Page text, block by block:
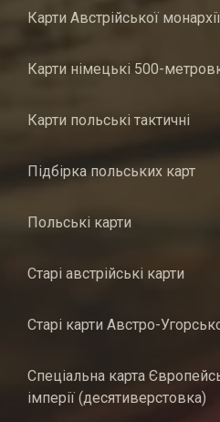
Карти Австрійської
Карти німецькі 500-
Карти польські тактичні
Підбірка польських карт
Польські карти
Старі австрійські карти
Старі карти Австро-
Спеціальна карта
імперії (десятиверстовка)